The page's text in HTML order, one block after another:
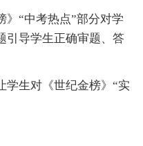
“中考热点”部分对学
引导学生正确审题、答
生对《世纪金榜》“实